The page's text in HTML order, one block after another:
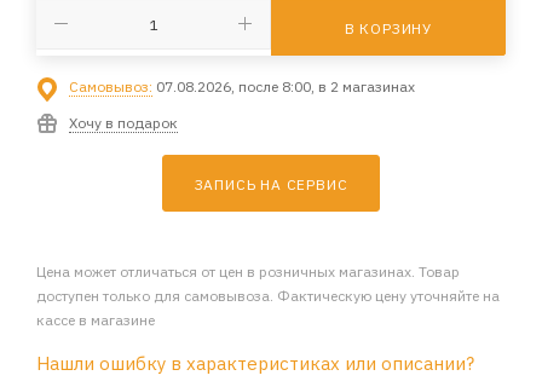
В КОРЗИНУ
Самовывоз: 07.08.2026, после 8:00, в 2 магазинах
Хочу в подарок
ЗАПИСЬ НА СЕРВИС
Цена может отличаться от цен в розничных магазинах. Товар
доступен только для самовывоза. Фактическую цену уточняйте на
кассе в магазине
Нашли ошибку в характеристиках или описании?